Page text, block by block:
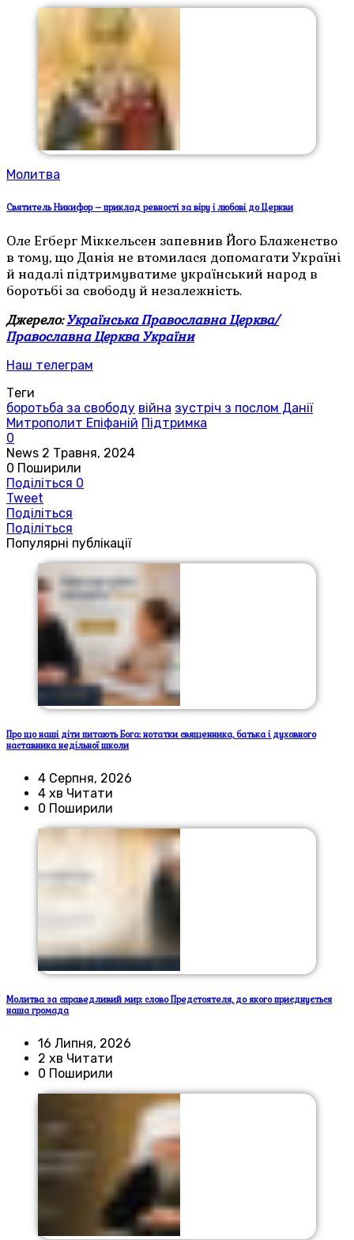
Молитва
Святитель Никифор – приклад ревності за віру і любові до Церкви
Оле Егберг Міккельсен запевнив Його Блаженство
в тому, що Данія не втомилася допомагати Україні
й надалі підтримуватиме український народ в
боротьбі за свободу й незалежність.
Джерело:Українська Православна Церква/
Православна Церква України
Наш телеграм
Теги
боротьба за свободу війна зустріч з послом Данії
Митрополит Епіфаній Підтримка
0
News 2 Травня, 2024
0 Поширили
Поділіться 0
Tweet
Поділіться
Поділіться
Популярні публікації
Про що наші діти питають Бога: нотатки священника, батька і духовного
наставника недільної школи
4 Серпня, 2026
4 хв Читати
0 Поширили
Молитва за справедливий мир: слово Предстоятеля, до якого приєднується
наша громада
16 Липня, 2026
2 хв Читати
0 Поширили